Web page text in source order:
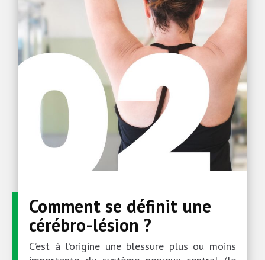
Comment se définit une
cérébro-lésion ?
C’est à l’origine une blessure plus ou moins